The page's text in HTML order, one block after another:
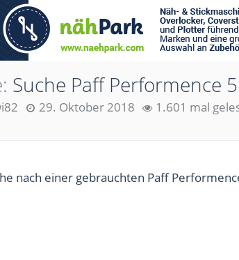
Suche Paff Performence
29. Oktober 2018 1.601 mal
nach einer gebrauchten Paff